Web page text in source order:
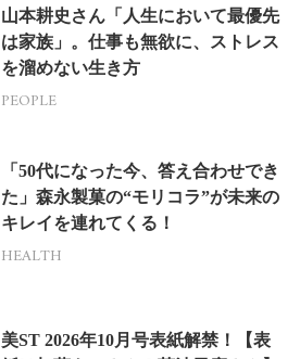
山本耕史さん「人生において最優先
は家族」。仕事も無欲に、ストレス
を溜めない生き方
PEOPLE
「50代になった今、答え合わせでき
た」森永製菓の“モリコラ”が未来の
キレイを連れてくる！
HEALTH
美ST 2026年10月号表紙解禁！【表